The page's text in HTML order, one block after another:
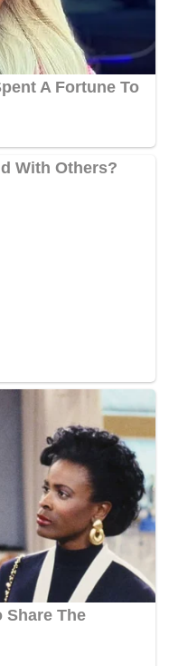
lagi mengeluarkan
untuk tujuan
lebih
pemuliharaan
beliau juga tidak akan
pembalakan